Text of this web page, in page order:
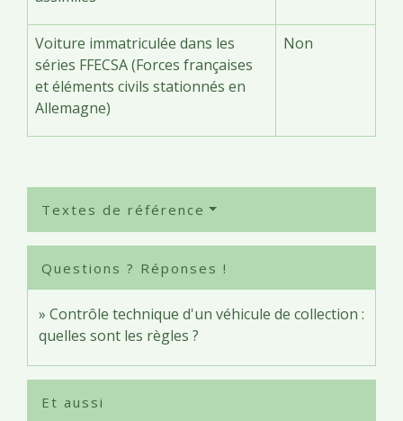
Voiture immatriculée dans les
séries FFECSA (Forces françaises
et éléments civils stationnés en
Allemagne)
Non
Textes de référence
Questions ? Réponses !
Contrôle technique d'un véhicule de collection :
quelles sont les règles ?
Et aussi